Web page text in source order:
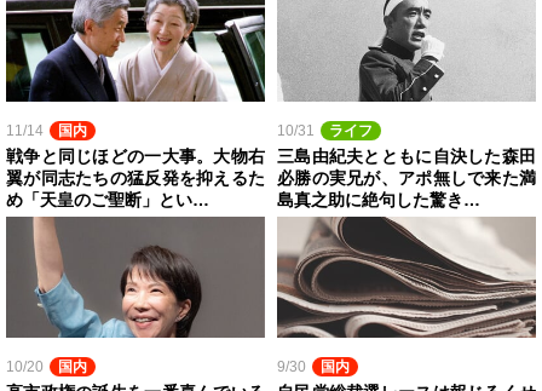
11/14 国内
戦争と同じほどの一大事。大物右
翼が同志たちの猛反発を抑えるた
め「天皇のご聖断」とい…
10/31 ライフ
三島由紀夫とともに自決した森田
必勝の実兄が、アポ無しで来た満
島真之助に絶句した驚き…
10/20 国内 9/30 国内